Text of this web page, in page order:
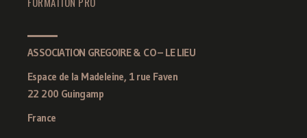
ASSOCIATION GREGOIRE & CO – LE LIEU
Espace de la Madeleine, 1 rue Faven
22 200 Guingamp
France